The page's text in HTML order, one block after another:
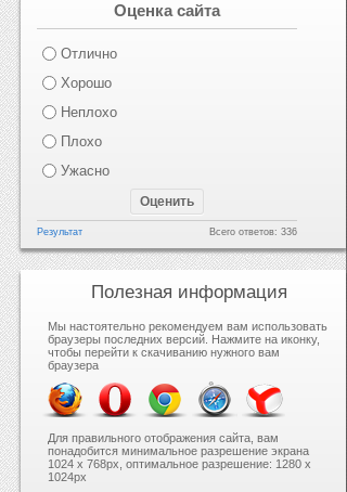
Оценка сайта
Отлично
Хорошо
Неплохо
Плохо
Ужасно
Результат Всего ответов: 336
Полезная информация
Мы настоятельно рекомендуем вам использовать
браузеры последних версий. Нажмите на иконку,
чтобы перейти к скачиванию нужного вам
браузера
Для правильного отображения сайта, вам
понадобится минимальное разрешение экрана
1024 x 768px, оптимальное разрешение: 1280 x
1024px